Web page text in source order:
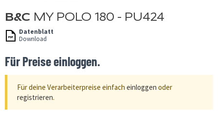
B&C MY POLO 180 - PU424
Datenblatt
Download
Für Preise einloggen.
Für deine Verarbeiterpreise einfach einloggen oder
registrieren.